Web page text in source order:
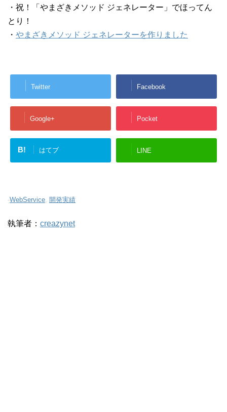
・祝！「やまざきメソッド ジェネレーター」でほってん
とり！
・ やまざきメソッド ジェネレーターを作りました
Twitter Facebook
Google+ Pocket
B! はてブ LINE
-WebService 開発実績
執筆者： creazynet